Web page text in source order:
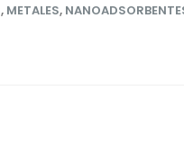
, METALES,